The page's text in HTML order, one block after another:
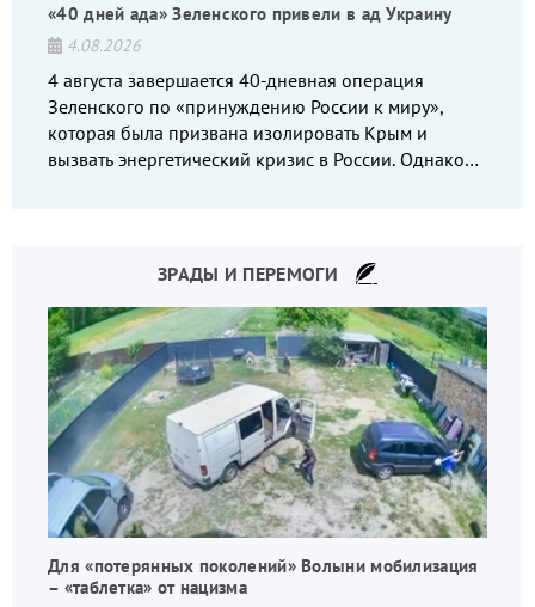
«40 дней ада» Зеленского привели в ад Украину
4.08.2026
4 августа завершается 40-дневная операция
Зеленского по «принуждению России к миру»,
которая была призвана изолировать Крым и
вызвать энергетический кризис в России. Однако
ЗРАДЫ И ПЕРЕМОГИ
Для «потерянных поколений» Волыни мобилизация
– «таблетка» от нацизма